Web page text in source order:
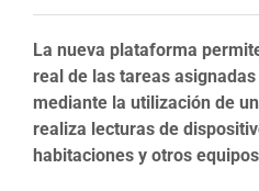
La nueva plataforma
real de las tareas
mediante la utilización de
realiza lecturas de
habitaciones y otros